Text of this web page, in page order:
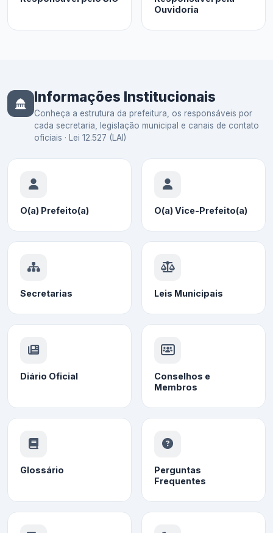
Ouvidoria
Informações Institucionais
Conheça a estrutura da prefeitura, os responsáveis por
cada secretaria, legislação municipal e canais de contato
oficiais · Lei 12.527 (LAI)
O(a) Prefeito(a) O(a) Vice-Prefeito(a)
Secretarias Leis Municipais
Diário Oficial
Conselhos e
Membros
Glossário
Perguntas
Frequentes